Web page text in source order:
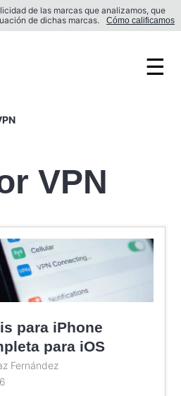
de las marcas que analizamos, que
de dichas marcas.
Cómo calificamos
☰
VPN
para iPhone
para iOS
Fernández